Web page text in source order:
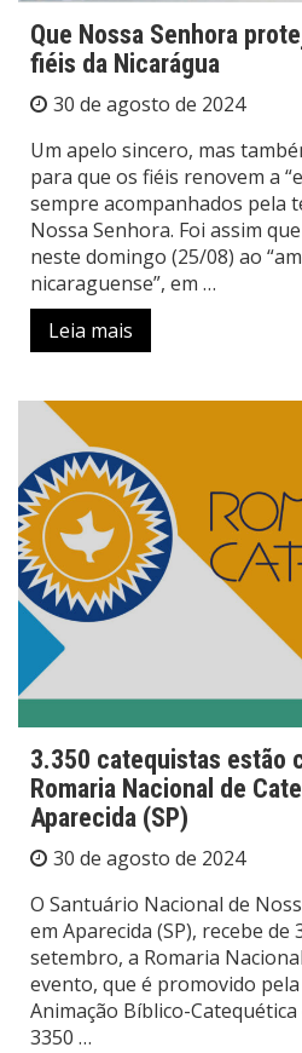
Que Nossa Senhora
fiéis da Nicarágua
30 de agosto de 2024
Um apelo sincero, mas
para que os fiéis renovem a
sempre acompanhados pela
Nossa Senhora. Foi assim
neste domingo (25/08) ao
nicaraguense”, em …
Leia mais
3.350 catequistas estão
Romaria Nacional de
Aparecida (SP)
30 de agosto de 2024
O Santuário Nacional de
em Aparecida (SP), recebe de
setembro, a Romaria
evento, que é promovido
Animação Bíblico-
3350 …